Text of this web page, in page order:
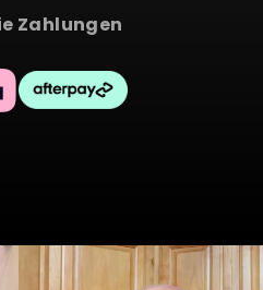
Zahlungen